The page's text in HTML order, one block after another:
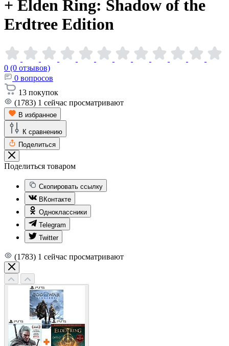
+ Elden Ring: Shadow of the
Erdtree Edition
0 (0 отзывов)
0 вопросов
13 покупок
(1783) 1 сейчас просматривают
В избранное
К сравнению
Поделиться
Поделиться товаром
Скопировать ссылку
ВКонтакте
Одноклассники
Telegram
Twitter
(1783) 1 сейчас просматривают